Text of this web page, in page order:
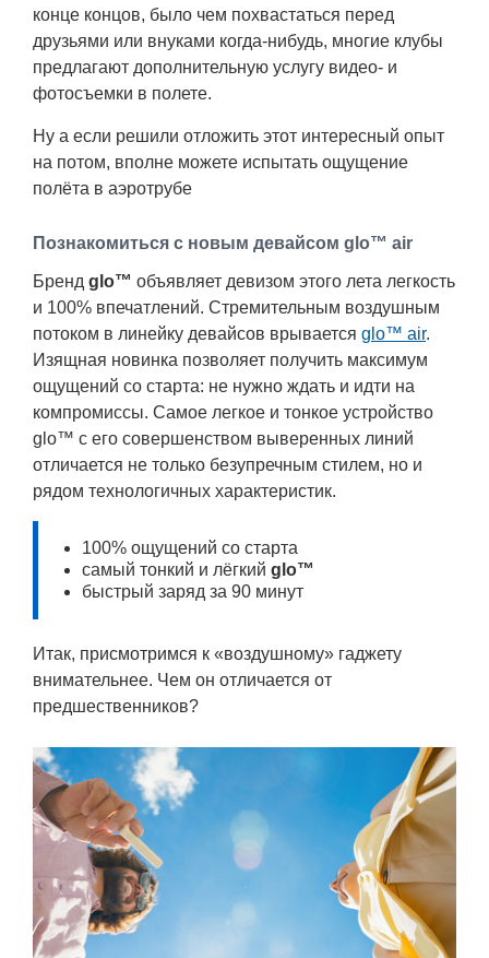
конце концов, было чем похвастаться перед
друзьями или внуками когда-нибудь, многие клубы
предлагают дополнительную услугу видео- и
фотосъемки в полете.
Ну а если решили отложить этот интересный опыт
на потом, вполне можете испытать ощущение
полёта в аэротрубе
Познакомиться с новым девайсом glo™ air
Бренд glo™ объявляет девизом этого лета легкость
и 100% впечатлений. Стремительным воздушным
потоком в линейку девайсов врывается glo™ air.
Изящная новинка позволяет получить максимум
ощущений со старта: не нужно ждать и идти на
компромиссы. Самое легкое и тонкое устройство
glo™ с его совершенством выверенных линий
отличается не только безупречным стилем, но и
рядом технологичных характеристик.
100% ощущений со старта
самый тонкий и лёгкий glo™
быстрый заряд за 90 минут
Итак, присмотримся к «воздушному» гаджету
внимательнее. Чем он отличается от
предшественников?